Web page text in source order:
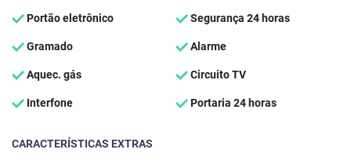
Portão eletrônico Segurança 24 horas
Gramado Alarme
Aquec. gás Circuito TV
Interfone Portaria 24 horas
CARACTERÍSTICAS EXTRAS